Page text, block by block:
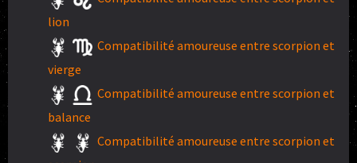
lion
Compatibilité amoureuse entre scorpion et
vierge
Compatibilité amoureuse entre scorpion et
balance
Compatibilité amoureuse entre scorpion et